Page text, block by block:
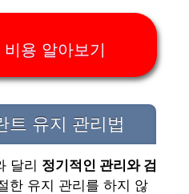
용 알아보기
트 유지 관리법
달리 정기적인 관리와 검
한 유지 관리를 하지 않